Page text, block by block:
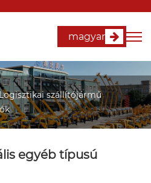
magyar
Logisztikai szállítójármű
egyéb típusú